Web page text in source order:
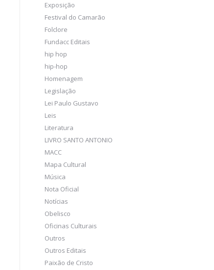
Exposição
Festival do Camarão
Folclore
Fundacc Editais
hip hop
hip-hop
Homenagem
Legislação
Lei Paulo Gustavo
Leis
Literatura
LIVRO SANTO ANTONIO
MACC
Mapa Cultural
Música
Nota Oficial
Notícias
Obelisco
Oficinas Culturais
Outros
Outros Editais
Paixão de Cristo